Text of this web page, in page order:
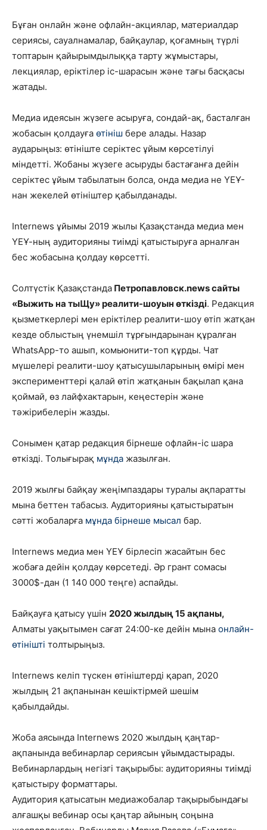
Бұған онлайн және офлайн-акциялар, материалдар
сериясы, сауалнамалар, байқаулар, қоғамның түрлі
топтарын қайырымдылыққа тарту жұмыстары,
лекциялар, еріктілер іс-шарасын және тағы басқасы
жатады.
Медиа идеясын жүзеге асыруға, сондай-ақ, басталған
жобасын қолдауға өтініш бере алады. Назар
аударыңыз: өтініште серіктес ұйым көрсетілуі
міндетті. Жобаны жүзеге асыруды бастағанға дейін
серіктес ұйым табылатын болса, онда медиа не ҮЕҰ-
нан жекелей өтініштер қабылданады.
Internews ұйымы 2019 жылы Қазақстанда медиа мен
ҮЕҰ-ның аудиторияны тиімді қатыстыруға арналған
бес жобасына қолдау көрсетті.
Солтүстік Қазақстанда Петропавловск.news сайты
«Выжить на тыЩу» реалити-шоуын өткізді. Редакция
қызметкерлері мен еріктілер реалити-шоу өтіп жатқан
кезде облыстың үнемшіл тұрғындарынан құралған
WhatsApp-то ашып, комьюнити-топ құрды. Чат
мүшелері реалити-шоу қатысушыларының өмірі мен
эксперименттері қалай өтіп жатқанын бақылап қана
қоймай, өз лайфхактарын, кеңестерін және
тәжірибелерін жазды.
Сонымен қатар редакция бірнеше офлайн-іс шара
өткізді. Толығырақ мұнда жазылған.
2019 жылғы байқау жеңімпаздары туралы ақпаратты
мына беттен табасыз. Аудиторияны қатыстыратын
сәтті жобаларға мұнда бірнеше мысал бар.
Internews медиа мен ҮЕҰ бірлесіп жасайтын бес
жобаға дейін қолдау көрсетеді. Әр грант сомасы
3000$-дан (1 140 000 теңге) аспайды.
Байқауға қатысу үшін 2020 жылдың 15 ақпаны,
Алматы уақытымен сағат 24:00-ке дейін мына онлайн-
өтінішті толтырыңыз.
Internews келіп түскен өтініштерді қарап, 2020
жылдың 21 ақпанынан кешіктірмей шешім
қабылдайды.
Жоба аясында Internews 2020 жылдың қаңтар-
ақпанында вебинарлар сериясын ұйымдастырады.
Вебинарлардың негізгі тақырыбы: аудиторияны тиімді
қатыстыру форматтары.
Аудитория қатысатын медиажобалар тақырыбындағы
алғашқы вебинар осы қаңтар айының соңына